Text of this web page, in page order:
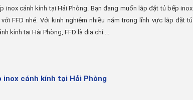
inox cánh kính tại Hải Phòng. Bạn đang muốn lắp đặt tủ bếp inox
FFD nhé. Với kinh nghiệm nhiều năm trong lĩnh vực lắp đặt tủ
kính tại Hải Phòng, FFD là địa chỉ ...
cánh kính tại Hải Phòng